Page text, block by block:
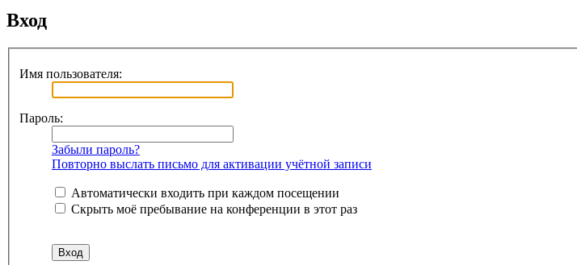
Вход
Имя пользователя:
Пароль:
Забыли пароль?
Повторно выслать письмо для активации учётной записи
Автоматически входить при каждом посещении
Скрыть моё пребывание на конференции в этот раз